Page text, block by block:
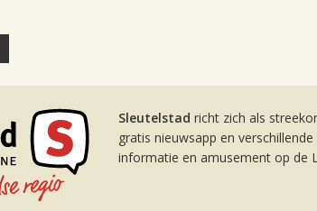
Sleutelstad richt zich als
gratis nieuwsapp en
informatie en amusement op de